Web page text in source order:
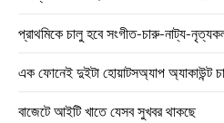
প্রাথমিকে চালু হবে সংগীত-চারু-নাট্য-
এক ফোনেই দুইটা হোয়াটসঅ্যাপ অ্যাকাউন্ট
বাজেটে আইটি খাতে যেসব সুখবর থাকছে